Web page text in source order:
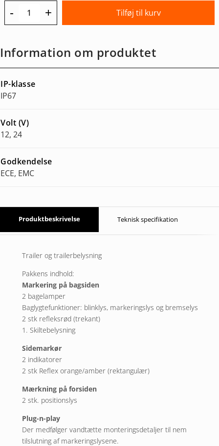
- + Tilføj til kurv
Information om produktet
IP-klasse
IP67
Volt (V)
12, 24
Godkendelse
ECE, EMC
Produktbeskrivelse Teknisk specifikation
Trailer og trailerbelysning
Pakkens indhold:
Markering på bagsiden
2 bagelamper
Baglygtefunktioner: blinklys, markeringslys og bremselys
2 stk refleksrød (trekant)
1. Skiltebelysning
Sidemarkør
2 indikatorer
2 stk Reflex orange/amber (rektangulær)
Mærkning på forsiden
2 stk. positionslys
Plug-n-play
Der medfølger vandtætte monteringsdetaljer til nem
tilslutning af markeringslysene.